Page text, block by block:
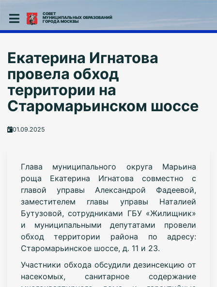
СОВЕТ
МУНИЦИПАЛЬНЫХ ОБРАЗОВАНИЙ
ГОРОДА МОСКВЫ
Екатерина Игнатова
провела обход
территории на
Старомарьинском шоссе
01.09.2025
Глава муниципального округа Марьина
роща Екатерина Игнатова совместно с
главой управы Александрой Фадеевой,
заместителем главы управы Наталией
Бутузовой, сотрудниками ГБУ «Жилищник»
и муниципальными депутатами провели
обход территории района по адресу:
Старомарьинское шоссе, д. 11 и 23.
Участники обхода обсудили дезинсекцию от
насекомых, санитарное содержание